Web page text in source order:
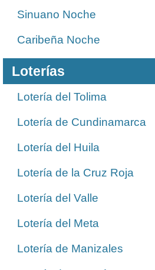
Sinuano Noche
Caribeña Noche
Loterías
Lotería del Tolima
Lotería de Cundinamarca
Lotería del Huila
Lotería de la Cruz Roja
Lotería del Valle
Lotería del Meta
Lotería de Manizales